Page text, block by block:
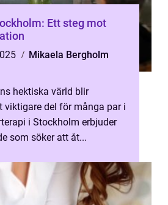
Ett steg mot
Mikaela Bergholm
hektiska värld blir
viktigare del för många par i
i Stockholm erbjuder
som söker att åt...